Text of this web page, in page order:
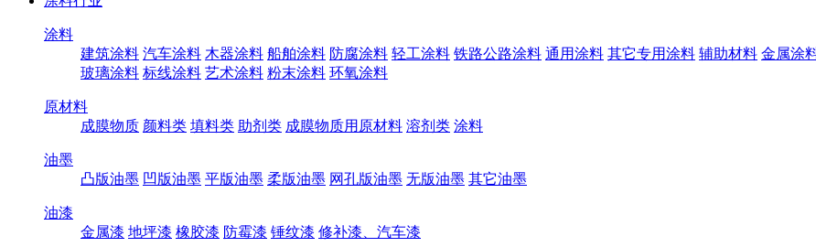
涂料
建筑涂料 汽车涂料 木器涂料 船舶涂料 防腐涂料 轻工涂料 铁路公路涂料 通用涂料 其它专用涂料 辅助材料 金属涂
玻璃涂料 标线涂料 艺术涂料 粉末涂料 环氧涂料
原材料
成膜物质 颜料类 填料类 助剂类 成膜物质用原材料 溶剂类 涂料
油墨
凸版油墨 凹版油墨 平版油墨 柔版油墨 网孔版油墨 无版油墨 其它油墨
油漆
金属漆 地坪漆 橡胶漆 防霉漆 锤纹漆 修补漆、汽车漆